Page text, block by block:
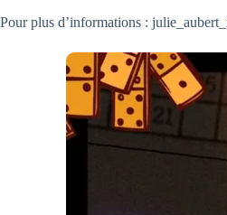
Pour plus d’informations :